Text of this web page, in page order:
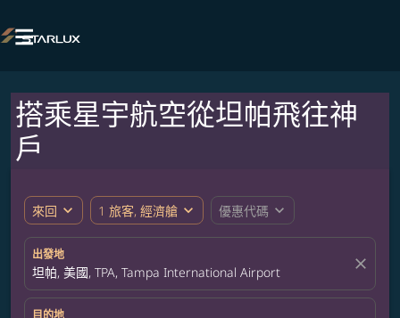

搭乘星宇航空從坦帕飛往神
戶
來回 expand_more 1 旅客, 經濟艙 expand_more 優惠代碼 expand_more
出發地
坦帕, 美國, TPA, Tampa International Airport close
目的地